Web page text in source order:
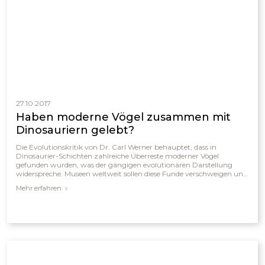
27.10.2017
Haben moderne Vögel zusammen mit
Dinosauriern gelebt?
Die Evolutionskritik von Dr. Carl Werner behauptet, dass in
Dinosaurier-Schichten zahlreiche Überreste moderner Vögel
gefunden wurden, was der gängigen evolutionären Darstellung
widerspreche. Museen weltweit sollen diese Funde verschweigen und
von Dinosauriern zu Vögeln suggerieren. Werners internationale
Mehr erfahren